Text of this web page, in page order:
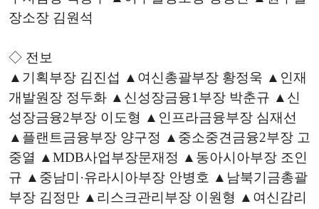
장소장 김원석
◇ 전보
▲기획부장 김진섭 ▲여신총괄부장 황정욱 ▲인재
개발원장 정두화 ▲신성장금융1부장 박춘규 ▲신
성장금융2부장 이도형 ▲인프라금융부장 심재선
▲플랜트금융부장 양구정 ▲중소중견금융2부장 고
중열 ▲MDB사업부장문재정 ▲동아시아부장 조인
규 ▲중남미·유라시아부장 안병호 ▲남북기금총괄
부장 김정만 ▲리스크관리부장 이원형 ▲여신감리